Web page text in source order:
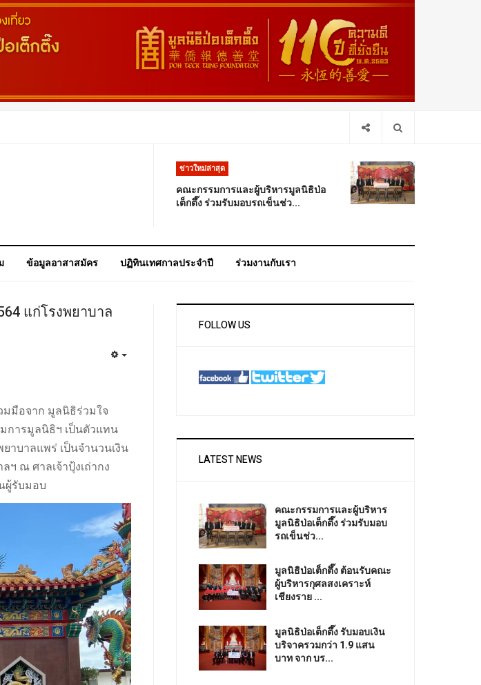
ข่าวใหม่ล่าสุด
คณะกรรมการและผู้บริหารมูลนิธิป่อ
เต็กตึ๊ง ร่วมรับมอบรถเข็นช่ว...
ข้อมูลอาสาสมัคร ปฏิทินเทศกาลประจำปี ร่วมงานกับเรา
แก่โรงพยาบาล
มมือจาก มูลนิธิร่วมใจ
การมูลนิธิฯ เป็นตัวแทน
าบาลแพร่ เป็นจำนวนเงิน
ฯ ณ ศาลเจ้าปุ้งเถ่ากง
ผู้รับมอบ
FOLLOW US
LATEST NEWS
คณะกรรมการและผู้บริหาร
มูลนิธิป่อเต็กตึ๊ง ร่วมรับมอบ
รถเข็นช่ว...
มูลนิธิป่อเต็กตึ๊ง ต้อนรับคณะ
ผู้บริหารกุศลสงเคราะห์
เชียงราย ...
มูลนิธิป่อเต็กตึ๊ง รับมอบเงิน
บริจาครวมกว่า 1.9 แสน
บาท จาก บร...